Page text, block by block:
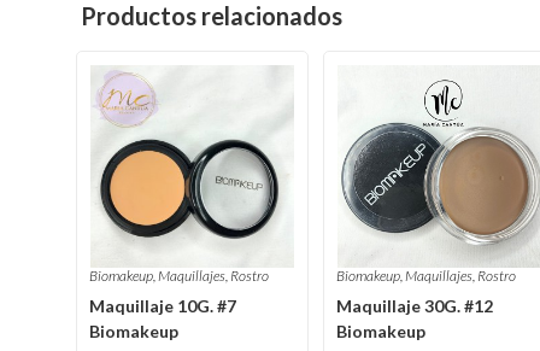
Productos relacionados
Biomakeup,Maquillajes, Rostro
Maquillaje 10G. #7
Biomakeup
Biomakeup,Maquillajes, Rostro
Maquillaje 30G. #12
Biomakeup